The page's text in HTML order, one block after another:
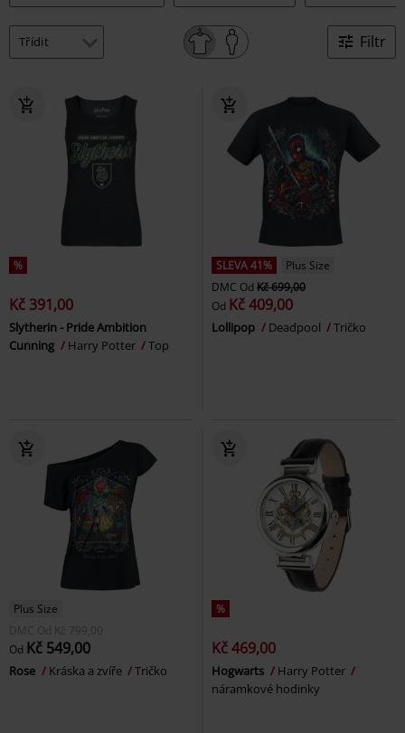
Filtr
%
Kč 391,00
Slytherin - Pride Ambition
Cunning
Harry Potter Top
SLEVA 41%
Plus Size
DMC Od Kč 699,00
Od Kč 409,00
Lollipop Deadpool Tričko
Plus Size
DMC Od Kč 799,00
Od Kč 549,00
Rose Kráska a zvíře Tričko
%
Kč 469,00
Hogwarts
Harry Potter
náramkové hodinky